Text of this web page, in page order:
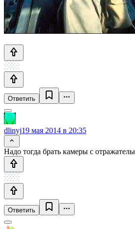
Ответить
dlinyj19 мая 2014 в 20:35
Надо тогда брать камеры с
Ответить